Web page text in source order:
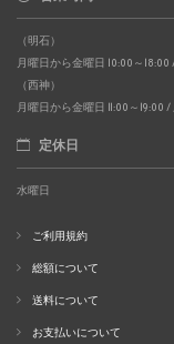
（明石）
月曜日から金曜日 10:00～18:00
（西神）
月曜日から金曜日 11:00～19:00 /
定休日
水曜日
ご利用規約
総額について
送料について
お支払いについて